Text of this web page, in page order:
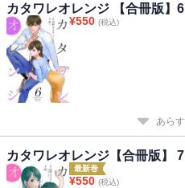
カタワレオレンジ 【合冊版】6
¥550 (税込)
あら
カタワレオレンジ【合冊版】 7
最新巻
¥550 (税込)